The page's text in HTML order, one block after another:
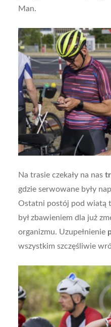
Man.
Na trasie czekały na nas
gdzie serwowane były
Ostatni postój pod wiatą
był zbawieniem dla już
organizmu. Uzupełnienie
wszystkim szczęśliwie